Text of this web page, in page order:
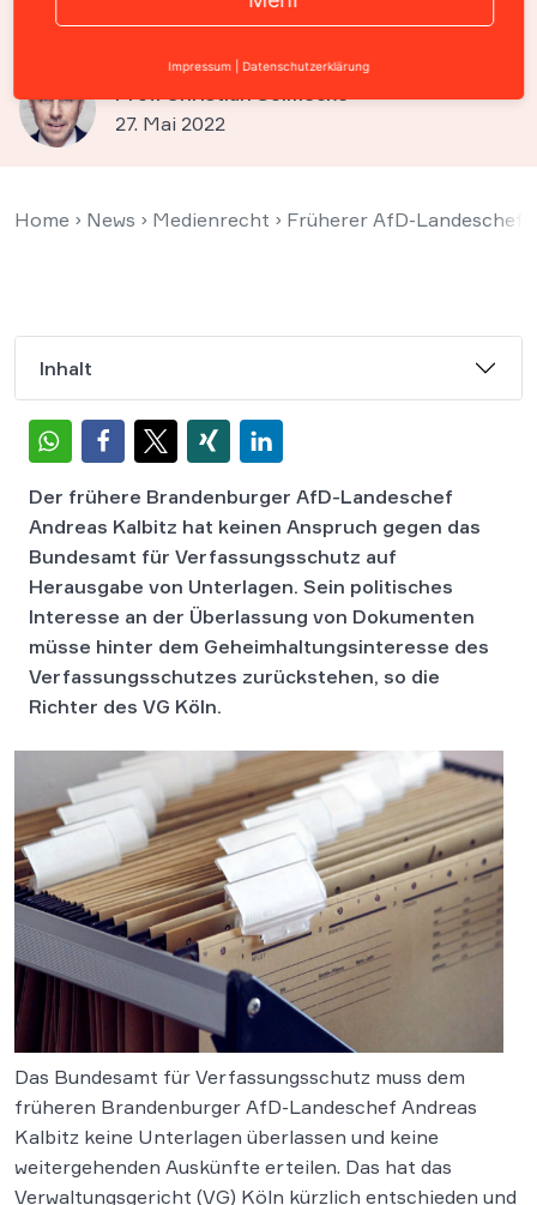
keine Akteneinsicht gewähren
Prof. Christian Solmecke
27. Mai 2022
Home › News › Medienrecht › Früherer AfD-Landeschef
Inhalt
Der frühere Brandenburger AfD-Landeschef
Andreas Kalbitz hat keinen Anspruch gegen das
Bundesamt für Verfassungsschutz auf
Herausgabe von Unterlagen. Sein politisches
Interesse an der Überlassung von Dokumenten
müsse hinter dem Geheimhaltungsinteresse des
Verfassungsschutzes zurückstehen, so die
Richter des VG Köln.
Das Bundesamt für Verfassungsschutz muss dem
früheren Brandenburger AfD-Landeschef Andreas
Kalbitz keine Unterlagen überlassen und keine
weitergehenden Auskünfte erteilen. Das hat das
Verwaltungsgericht (VG) Köln kürzlich entschieden und
Impressum Datenschutzerklärung